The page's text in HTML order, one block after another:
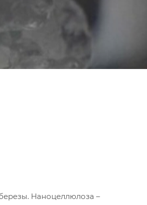
Наноцеллюлоза –